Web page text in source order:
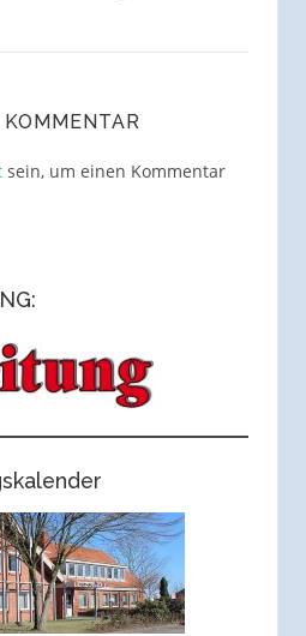
sein, um einen Kommentar